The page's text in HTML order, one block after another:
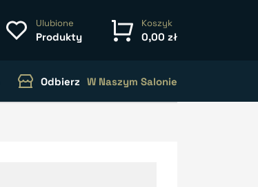
Ulubione
Produkty
Koszyk
0,00 zł
Odbierz W Naszym Salonie